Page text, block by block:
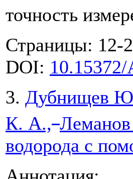
точность
Страницы: 12-
DOI:
3. Дубнищев
К. А., Леманов
водорода с